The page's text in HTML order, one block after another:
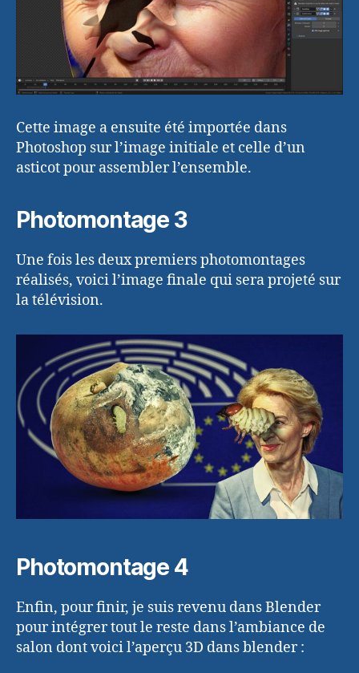
Cette image a ensuite été importée dans
Photoshop sur l’image initiale et celle d’un
asticot pour assembler l’ensemble.
Photomontage 3
Une fois les deux premiers photomontages
réalisés, voici l’image finale qui sera projeté sur
la télévision.
Photomontage 4
Enfin, pour finir, je suis revenu dans Blender
pour intégrer tout le reste dans l’ambiance de
salon dont voici l’aperçu 3D dans blender :